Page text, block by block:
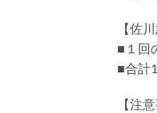
【佐
■１回
■合計
【注